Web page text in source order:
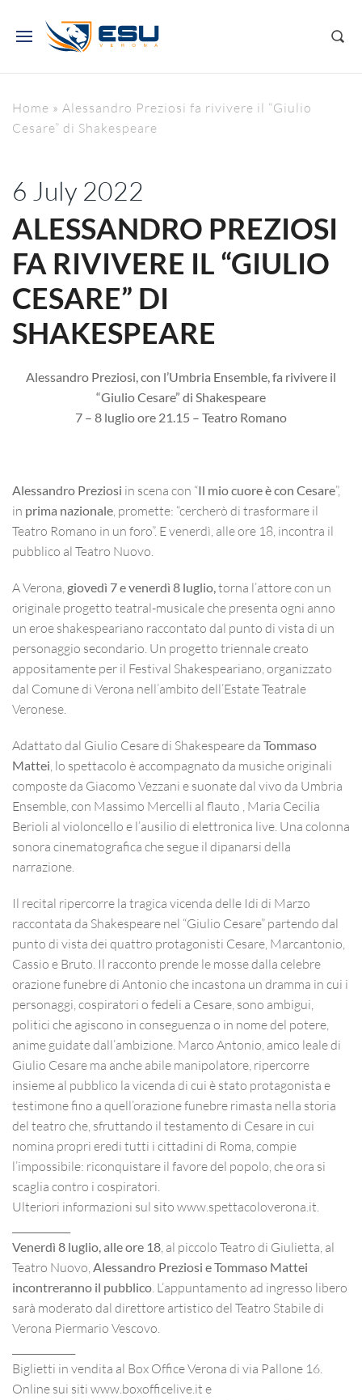
Home » Alessandro Preziosi fa rivivere il “Giulio
Cesare” di Shakespeare
6 July 2022
ALESSANDRO PREZIOSI
FA RIVIVERE IL “GIULIO
CESARE” DI
SHAKESPEARE
Alessandro Preziosi, con l’Umbria Ensemble, fa rivivere il
“Giulio Cesare” di Shakespeare
7 – 8 luglio ore 21.15 – Teatro Romano
Alessandro Preziosi in scena con “Il mio cuore è con Cesare”,
in prima nazionale , promette: “cercherò di trasformare il
Teatro Romano in un foro”. E venerdì, alle ore 18, incontra il
pubblico al Teatro Nuovo.
A Verona, giovedì 7 e venerdì 8 luglio,torna l’attore con un
originale progetto teatral-musicale che presenta ogni anno
un eroe shakespeariano raccontato dal punto di vista di un
personaggio secondario. Un progetto triennale creato
appositamente per il Festival Shakespeariano, organizzato
dal Comune di Verona nell’ambito dell’Estate Teatrale
Veronese.
Adattato dal Giulio Cesare di Shakespeare da Tommaso
Mattei , lo spettacolo è accompagnato da musiche originali
composte da Giacomo Vezzani e suonate dal vivo da Umbria
Ensemble, con Massimo Mercelli al flauto , Maria Cecilia
Berioli al violoncello e l’ausilio di elettronica live. Una colonna
sonora cinematografica che segue il dipanarsi della
narrazione.
Il recital ripercorre la tragica vicenda delle Idi di Marzo
raccontata da Shakespeare nel “Giulio Cesare” partendo dal
punto di vista dei quattro protagonisti Cesare, Marcantonio,
Cassio e Bruto. Il racconto prende le mosse dalla celebre
orazione funebre di Antonio che incastona un dramma in cui i
personaggi, cospiratori o fedeli a Cesare, sono ambigui,
politici che agiscono in conseguenza o in nome del potere,
anime guidate dall’ambizione. Marco Antonio, amico leale di
Giulio Cesare ma anche abile manipolatore, ripercorre
insieme al pubblico la vicenda di cui è stato protagonista e
testimone fino a quell’orazione funebre rimasta nella storia
del teatro che, sfruttando il testamento di Cesare in cui
nomina propri eredi tutti i cittadini di Roma, compie
l’impossibile: riconquistare il favore del popolo, che ora si
scaglia contro i cospiratori.
Ulteriori informazioni sul sito www.spettacoloverona.it.
Venerdì 8 luglio, alle ore 18 , al piccolo Teatro di Giulietta, al
Teatro Nuovo, Alessandro Preziosi e Tommaso Mattei
incontreranno il pubblico . L’appuntamento ad ingresso libero
sarà moderato dal direttore artistico del Teatro Stabile di
Verona Piermario Vescovo.
Biglietti in vendita al Box Office Verona di via Pallone 16.
Online sui siti www.boxofficelive.it e